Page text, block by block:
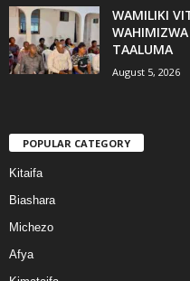
WAMILIKI
WAHIMIZWA
TAALUMA
August 5, 2026
POPULAR CATEGORY
Kitaifa
Biashara
Michezo
Afya